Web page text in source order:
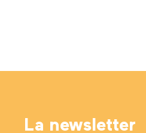
La newsletter